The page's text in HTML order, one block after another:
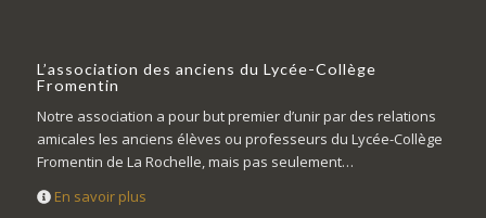
L’association des anciens du Lycée-Collège
Fromentin
Notre association a pour but premier d’unir par des relations
amicales les anciens élèves ou professeurs du Lycée-Collège
Fromentin de La Rochelle, mais pas seulement…
En savoir plus